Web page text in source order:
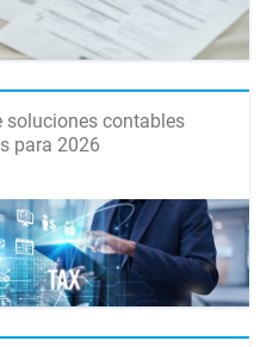
soluciones contables
para 2026